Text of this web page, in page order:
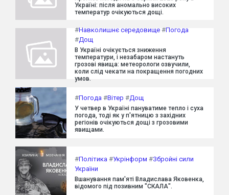
Україні: після аномально високих
температур очікуються дощі.
#Навколишнє середовище #Погода
#Дощ
В Україні очікується зниження
температури, і незабаром настануть
грозові явища: метеорологи озвучили,
коли слід чекати на покращення погодних
умов.
#Погода #Вітер #Дощ
У четвер в Україні пануватиме тепло і суха
погода, тоді як у п'ятницю з західних
регіонів очікуються дощі з грозовими
явищами.
#Політика #Укрінформ #Збройні сили
України
Вшанування пам'яті Владислава Яковенка,
відомого під позивним "СКАЛА".